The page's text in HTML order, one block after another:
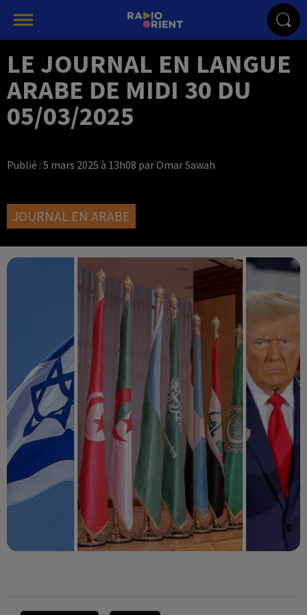
LE JOURNAL EN LANGUE
ARABE DE MIDI 30 DU
05/03/2025
Publié : 5 mars 2025 à 13h08 par Omar Sawah
JOURNAL EN ARABE